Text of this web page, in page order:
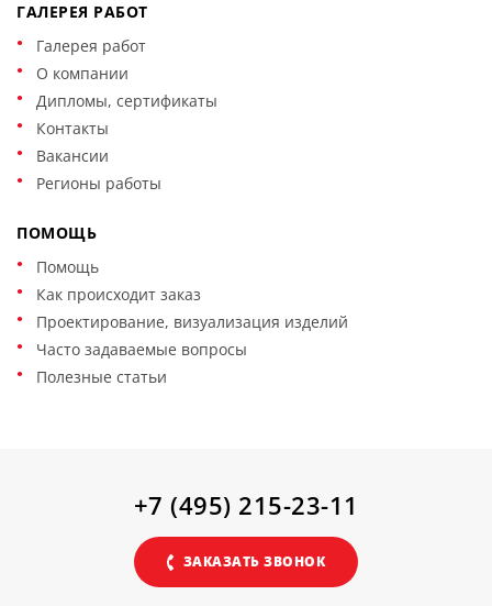
ГАЛЕРЕЯ РАБОТ
Галерея работ
О компании
Дипломы, сертификаты
Контакты
Вакансии
Регионы работы
ПОМОЩЬ
Помощь
Как происходит заказ
Проектирование, визуализация изделий
Часто задаваемые вопросы
Полезные статьи
+7 (495) 215-23-11
ЗАКАЗАТЬ ЗВОНОК